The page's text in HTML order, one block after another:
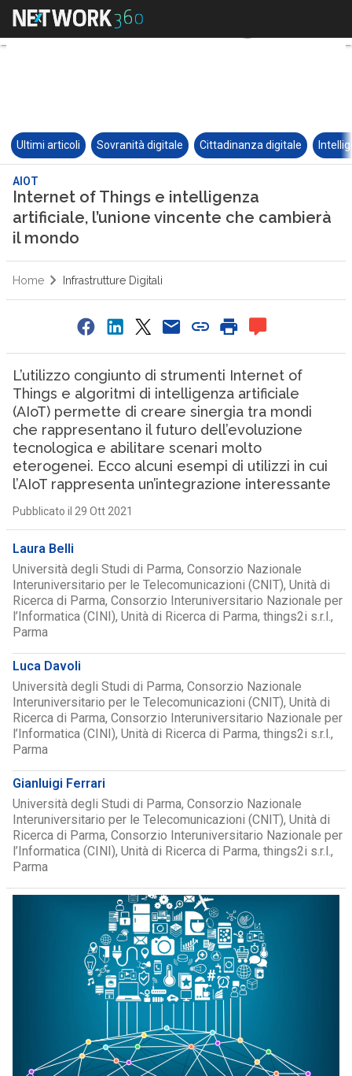
Ultimi articoli Sovranità digitale Cittadinanza digitale
AIOT
Internet of Things e intelligenza
artificiale, l’unione vincente che cambierà
il mondo
Home Infrastrutture Digitali
L’utilizzo congiunto di strumenti Internet of
Things e algoritmi di intelligenza artificiale
(AIoT) permette di creare sinergia tra mondi
che rappresentano il futuro dell’evoluzione
tecnologica e abilitare scenari molto
eterogenei. Ecco alcuni esempi di utilizzi in cui
l’AIoT rappresenta un’integrazione interessante
Pubblicato il 29 Ott 2021
Laura Belli
Università degli Studi di Parma, Consorzio Nazionale
Interuniversitario per le Telecomunicazioni (CNIT), Unità di
Ricerca di Parma, Consorzio Interuniversitario Nazionale per
l’Informatica (CINI), Unità di Ricerca di Parma, things2i s.r.l.,
Parma
Luca Davoli
Università degli Studi di Parma, Consorzio Nazionale
Interuniversitario per le Telecomunicazioni (CNIT), Unità di
Ricerca di Parma, Consorzio Interuniversitario Nazionale per
l’Informatica (CINI), Unità di Ricerca di Parma, things2i s.r.l.,
Parma
Gianluigi Ferrari
Università degli Studi di Parma, Consorzio Nazionale
Interuniversitario per le Telecomunicazioni (CNIT), Unità di
Ricerca di Parma, Consorzio Interuniversitario Nazionale per
l’Informatica (CINI), Unità di Ricerca di Parma, things2i s.r.l.,
Parma